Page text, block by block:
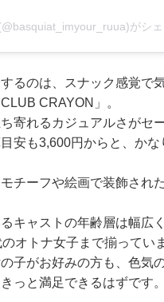
がシ
るのは、スナック感覚で
CRAYON」。
寄れるカジュアルさがセ
安も3,600円からと、か
チーフや絵画で装飾され
キャストの年齢層は幅広
オトナ女子まで揃ってい
子がお好みの方も、色気
っと満足できるはずです。